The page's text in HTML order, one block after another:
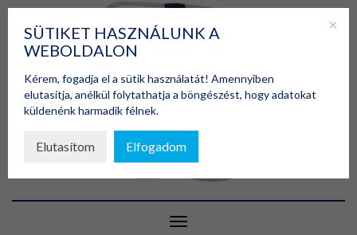
Skip
content
Toggle Navigation
SÜTIKET HASZNÁLUNK A
WEBOLDALON
Kérem, fogadja el a sütik használatát! Amennyiben
elutasítja, anélkül folytathatja a böngészést, hogy adatokat
küldenénk harmadik félnek.
Elutasítom Elfogadom